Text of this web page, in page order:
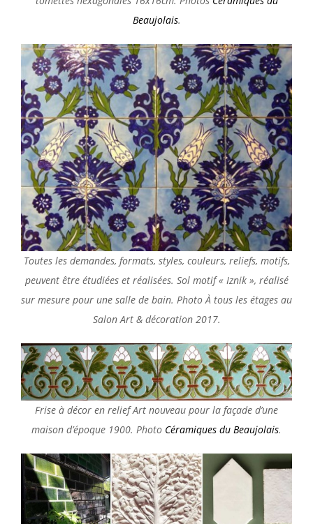
Beaujolais.
Toutes les demandes, formats, styles, couleurs, reliefs, motifs,
peuvent être étudiées et réalisées. Sol motif « Iznik », réalisé
sur mesure pour une salle de bain. Photo À tous les étages au
Salon Art & décoration 2017.
Frise à décor en relief Art nouveau pour la façade d’une
maison d’époque 1900. Photo Céramiques du Beaujolais.